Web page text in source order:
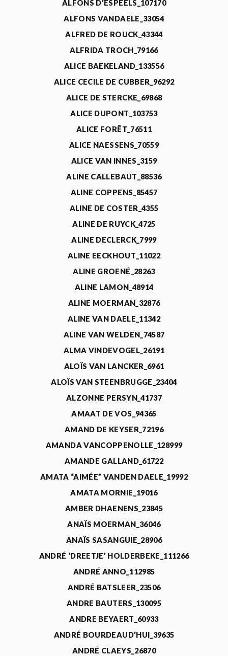
ALFONS D’ESPEELS_107170
ALFONS VANDAELE_33054
ALFRED DE ROUCK_43344
ALFRIDA TROCH_79166
ALICE BAEKELAND_133556
ALICE CECILE DE CUBBER_96292
ALICE DE STERCKE_69868
ALICE DUPONT_103753
ALICE FORÊT_76511
ALICE NAESSENS_70559
ALICE VAN INNES_3159
ALINE CALLEBAUT_88536
ALINE COPPENS_85457
ALINE DE COSTER_4355
ALINE DE RUYCK_4725
ALINE DECLERCK_7999
ALINE EECKHOUT_11022
ALINE GROENÉ_28263
ALINE LAMON_48914
ALINE MOERMAN_32876
ALINE VAN DAELE_11342
ALINE VAN WELDEN_74587
ALMA VINDEVOGEL_26191
ALOÏS VAN LANCKER_6961
ALOÏS VAN STEENBRUGGE_23404
ALZONNE PERSYN_41737
AMAAT DE VOS_94365
AMAND DE KEYSER_72196
AMANDA VANCOPPENOLLE_128999
AMANDE GALLAND_61722
AMATA “AIMÉE” VANDEN DAELE_19992
AMATA MORNIE_19016
AMBER DHAENENS_23845
ANAÏS MOERMAN_36046
ANAÏS SASANGUIE_28906
ANDRÉ ‘DREETJE’ HOLDERBEKE_111266
ANDRÉ ANNO_112985
ANDRÉ BATSLEER_23506
ANDRE BAUTERS_130095
ANDRE BEYAERT_60933
ANDRÉ BOURDEAUD’HUI_39635
ANDRÉ CLAEYS_26870